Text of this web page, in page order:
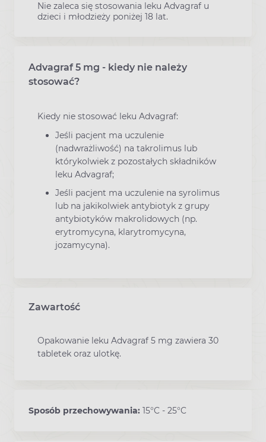
Nie zaleca się stosowania leku Advagraf u
dzieci i młodzieży poniżej 18 lat.
Advagraf 5 mg - kiedy nie należy
stosować?
Kiedy nie stosować leku Advagraf:
Jeśli pacjent ma uczulenie
(nadwrażliwość) na takrolimus lub
którykolwiek z pozostałych składników
leku Advagraf;
Jeśli pacjent ma uczulenie na syrolimus
lub na jakikolwiek antybiotyk z grupy
antybiotyków makrolidowych (np.
erytromycyna, klarytromycyna,
jozamycyna).
Zawartość
Opakowanie leku Advagraf 5 mg zawiera 30
tabletek oraz ulotkę.
Sposób przechowywania: 15°C - 25°C